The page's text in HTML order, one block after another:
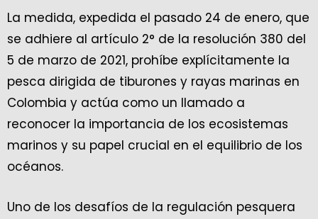
La medida, expedida el pasado 24 de enero, que
se adhiere al artículo 2° de la resolución 380 del
5 de marzo de 2021, prohíbe explícitamente la
pesca dirigida de tiburones y rayas marinas en
Colombia y actúa como un llamado a
reconocer la importancia de los ecosistemas
marinos y su papel crucial en el equilibrio de los
océanos.
Uno de los desafíos de la regulación pesquera